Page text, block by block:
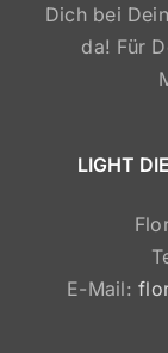
Dich bei
da! Für
LIGHT
E-Mail: